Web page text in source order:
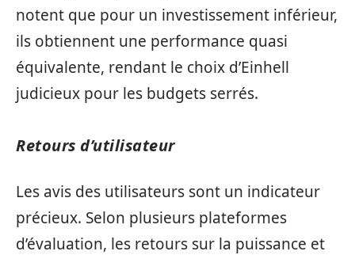
notent que pour un investissement inférieur,
ils obtiennent une performance quasi
équivalente, rendant le choix d’Einhell
judicieux pour les budgets serrés.
Retours d’utilisateur
Les avis des utilisateurs sont un indicateur
précieux. Selon plusieurs plateformes
d’évaluation, les retours sur la puissance et